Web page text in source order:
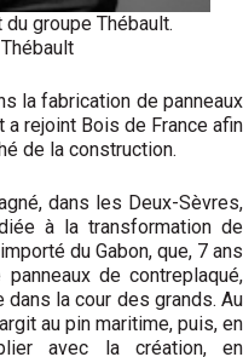
groupe Thébault.
la fabri­cation de panneaux
a rejoint Bois de France afin
de la construction.
dans les Deux-Sèvres,
à la transformation de
du Gabon, que, 7 ans
de contreplaqué,
dans la cour des grands. Au
au pin maritime, puis, en
avec la création, en